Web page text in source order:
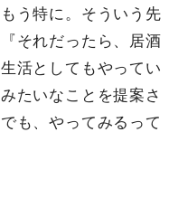
う特に。そういう先
それだったら、居酒
活としてもやってい
たいなことを提案さ
も、やってみるって